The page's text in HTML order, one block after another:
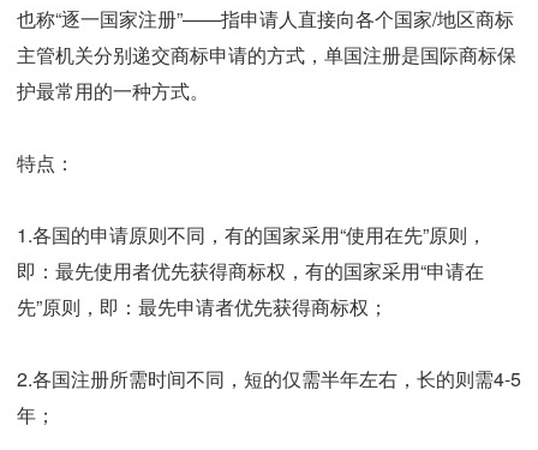
也称“逐一国家注册”——指申请人直接向各个国家/地区商标
主管机关分别递交商标申请的方式，单国注册是国际商标保
护最常用的一种方式。
特点：
1.各国的申请原则不同，有的国家采用“使用在先”原则，
即：最先使用者优先获得商标权，有的国家采用“申请在
先”原则，即：最先申请者优先获得商标权；
2.各国注册所需时间不同，短的仅需半年左右，长的则需4-5
年；